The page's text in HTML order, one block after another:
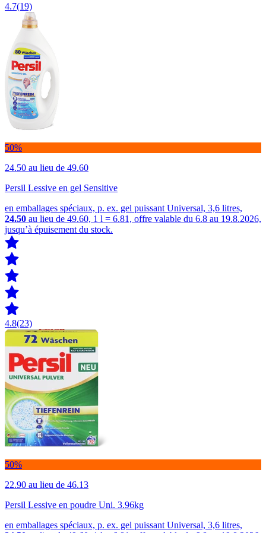
4.7(19)
50%
24.50 au lieu de 49.60
Persil Lessive en gel Sensitive
en emballages spéciaux, p. ex. gel puissant Universal, 3,6 litres,
24.50 au lieu de 49.60, 1 l = 6.81, offre valable du 6.8 au 19.8.2026,
jusqu’à épuisement du stock.
4.8(23)
50%
22.90 au lieu de 46.13
Persil Lessive en poudre Uni. 3.96kg
en emballages spéciaux, p. ex. gel puissant Universal, 3,6 litres,